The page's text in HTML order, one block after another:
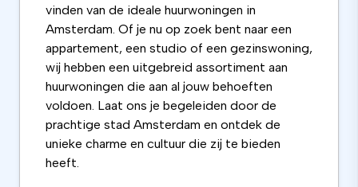
vinden van de ideale huurwoningen in
Amsterdam. Of je nu op zoek bent naar een
appartement, een studio of een gezinswoning,
wij hebben een uitgebreid assortiment aan
huurwoningen die aan al jouw behoeften
voldoen. Laat ons je begeleiden door de
prachtige stad Amsterdam en ontdek de
unieke charme en cultuur die zij te bieden
heeft.